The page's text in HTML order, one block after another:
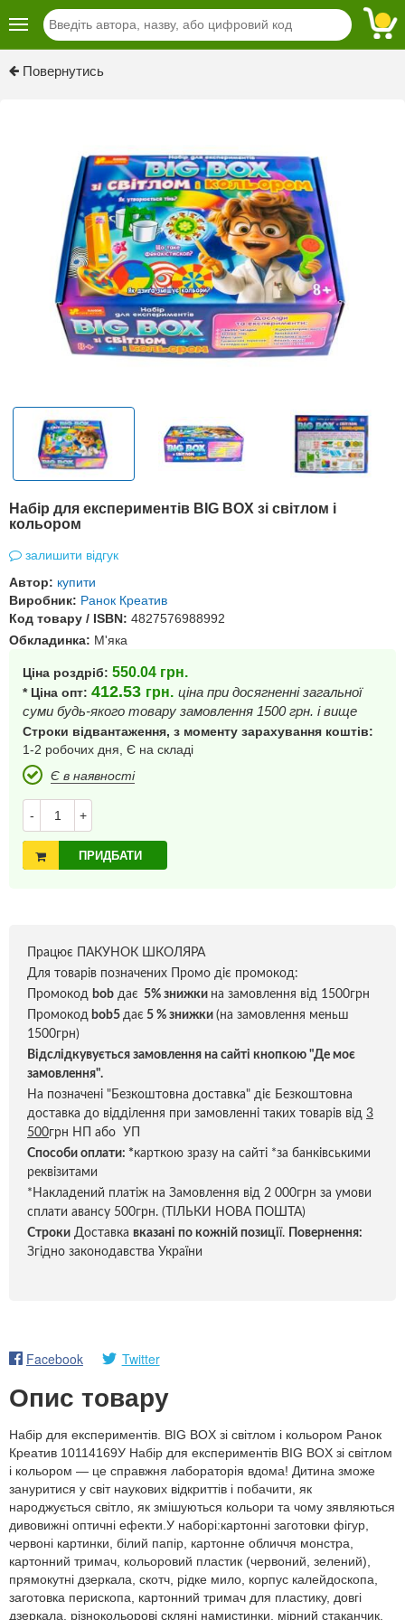
Повернутись
Набір для експериментів BIG BOX зі світлом і
кольором
залишити відгук
Автор: купити
Виробник: Ранок Креатив
Код товару / ISBN: 4827576988992
Обкладинка: М'яка
Ціна роздріб: 550.04 грн.
* Ціна опт: 412.53 грн. ціна при досягненні загальної
суми будь-якого товару замовлення 1500 грн. і вище
Строки відвантаження, з моменту зарахування коштів:
1-2 робочих дня, Є на складі
Є в наявності
- +
ПРИДБАТИ
Працює ПАКУНОК ШКОЛЯРА
Для товарів позначених Промо діє промокод:
Промокод bob дає 5% знижки на замовлення від 1500грн
Промокод bob5 дає 5 % знижки (на замовлення меньш
1500грн)
Відслідкувується замовлення на сайті кнопкою "Де моє
замовлення".
На позначені "Безкоштовна доставка" діє Безкоштовна
доставка до відділення при замовленні таких товарів від 3
500грн НП або УП
Способи оплати: *карткою зразу на сайті *за банківськими
реквізитами
*Накладений платіж на Замовлення від 2 000грн за умови
сплати авансу 500грн. (ТІЛЬКИ НОВА ПОШТА)
Строки Доставка вказані по кожній позиції.
Повернення:
Згідно законодавства України
Facebook Twitter
Опис товару
Набір для експериментів. BIG BOX зі світлом і кольором Ранок
Креатив 10114169У Набір для експериментів BIG BOX зі світлом
і кольором — це справжня лабораторія вдома! Дитина зможе
зануритися у світ наукових відкриттів і побачити, як
народжується світло, як змішуються кольори та чому зявляються
дивовижні оптичні ефекти.У наборі:картонні заготовки фігур,
червоні картинки, білий папір, картонне обличчя монстра,
картонний тримач, кольоровий пластик (червоний, зелений),
прямокутні дзеркала, скотч, рідке мило, корпус калейдоскопа,
заготовка перископа, картонний тримач для пластику, довгі
дзеркала, різнокольорові скляні намистинки, мірний стаканчик,